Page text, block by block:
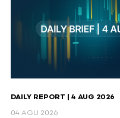
DAILY REPORT | 4 AUG 2026
04 AGU 2026